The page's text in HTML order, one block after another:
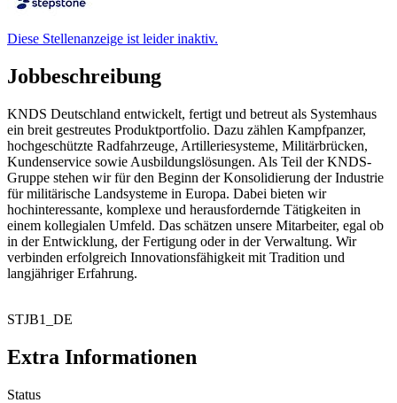
Diese Stellenanzeige ist leider inaktiv.
Jobbeschreibung
KNDS Deutschland entwickelt, fertigt und betreut als Systemhaus
ein breit gestreutes Produktportfolio. Dazu zählen Kampfpanzer,
hochgeschützte Radfahrzeuge, Artilleriesysteme, Militärbrücken,
Kundenservice sowie Ausbildungslösungen. Als Teil der KNDS-
Gruppe stehen wir für den Beginn der Konsolidierung der Industrie
für militärische Landsysteme in Europa. Dabei bieten wir
hochinteressante, komplexe und herausfordernde Tätigkeiten in
einem kollegialen Umfeld. Das schätzen unsere Mitarbeiter, egal ob
in der Entwicklung, der Fertigung oder in der Verwaltung. Wir
verbinden erfolgreich Innovationsfähigkeit mit Tradition und
langjähriger Erfahrung.
STJB1_DE
Extra Informationen
Status